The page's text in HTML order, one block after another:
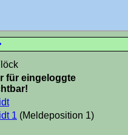
für eingeloggte
1 (Meldeposition 1)